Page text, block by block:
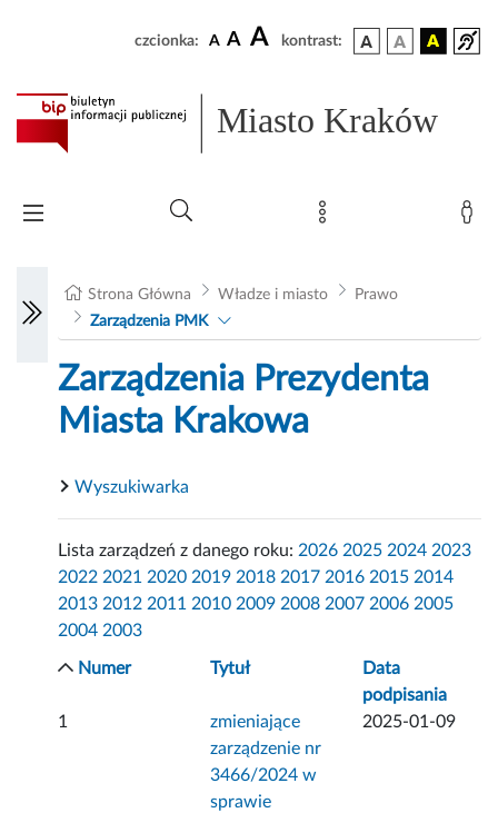
czcionka: A A A kontrast:
Miasto Kraków
Strona Główna Władze i miasto
Prawo
Zarządzenia PMK
Zarządzenia Prezydenta
Miasta Krakowa
Wyszukiwarka
Lista zarządzeń z danego roku: 2026 2025 2024 2023
2022 2021 2020 2019 2018 2017 2016 2015 2014
2013 2012 2011 2010 2009 2008 2007 2006 2005
2004 2003
Numer Tytuł
Data
podpisania
1
zmieniające
zarządzenie nr
3466/2024 w
sprawie
2025-01-09